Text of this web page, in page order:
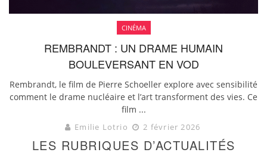
CINÉMA
REMBRANDT : UN DRAME HUMAIN
BOULEVERSANT EN VOD
Rembrandt, le film de Pierre Schoeller explore avec sensibilité
comment le drame nucléaire et l’art transforment des vies. Ce
film ...
Emilie Lotrio 2 février 2026
LES RUBRIQUES D’ACTUALITÉS